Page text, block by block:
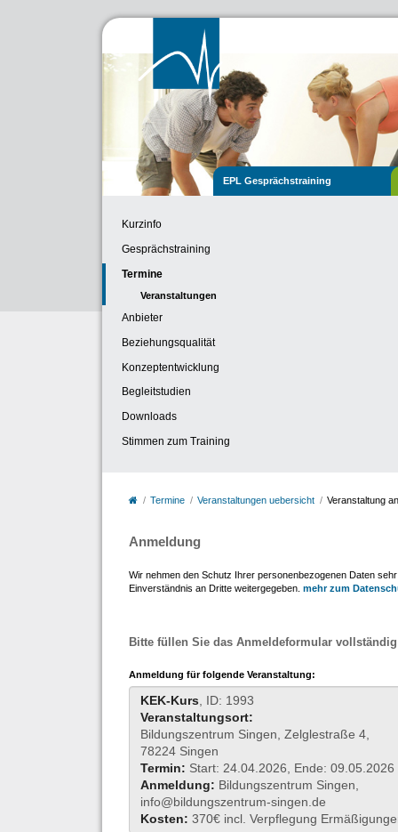
EPL Gesprächstraining
Kurzinfo
Gesprächstraining
Termine
Veranstaltungen
Anbieter
Beziehungsqualität
Konzeptentwicklung
Begleitstudien
Downloads
Stimmen zum Training
Termine Veranstaltungen uebersicht Veranstaltung
Anmeldung
Wir nehmen den Schutz Ihrer personenbezogenen Daten
Einverständnis an Dritte weitergegeben. mehr zum
Bitte füllen Sie das Anmeldeformular
Anmeldung für folgende Veranstaltung:
KEK-Kurs , ID: 1993
Veranstaltungsort:
Bildungszentrum Singen, Zelglestraße 4,
78224 Singen
Termin: Start: 24.04.2026, Ende: 09.05.2026
Anmeldung: Bildungszentrum Singen,
info@bildungszentrum-singen.de
Kosten: 370€ incl. Verpflegung